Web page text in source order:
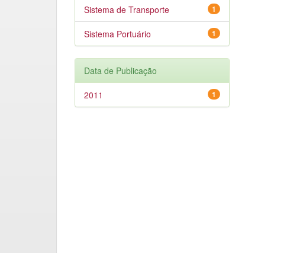
1
Sistema de Transporte
1
Sistema Portuário
Data de Publicação
1
2011